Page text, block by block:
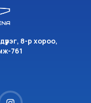
8-р хороо,
761